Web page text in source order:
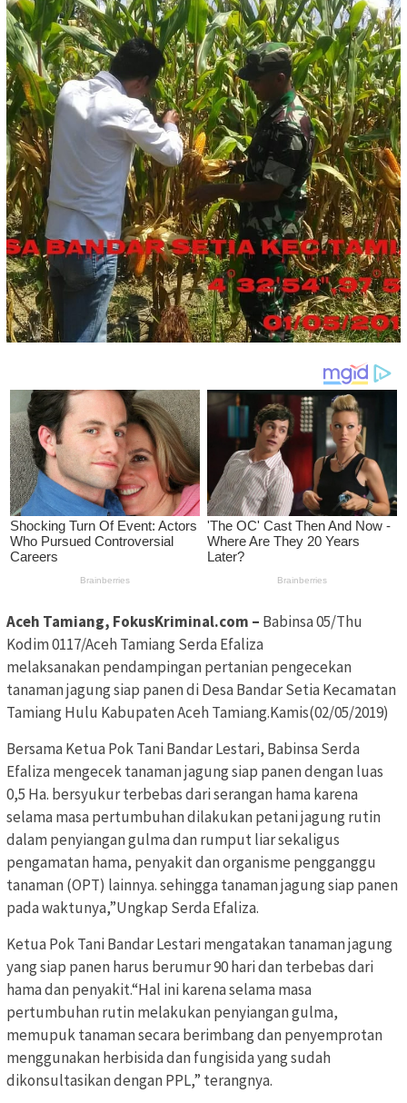
Aceh Tamiang, FokusKriminal.com – Babinsa 05/Thu
Kodim 0117/Aceh Tamiang Serda Efaliza
melaksanakan pendampingan pertanian pengecekan
tanaman jagung siap panen di Desa Bandar Setia Kecamatan
Tamiang Hulu Kabupaten Aceh Tamiang.Kamis(02/05/2019)
Bersama Ketua Pok Tani Bandar Lestari, Babinsa Serda
Efaliza mengecek tanaman jagung siap panen dengan luas
0,5 Ha. bersyukur terbebas dari serangan hama karena
selama masa pertumbuhan dilakukan petani jagung rutin
dalam penyiangan gulma dan rumput liar sekaligus
pengamatan hama, penyakit dan organisme pengganggu
tanaman (OPT) lainnya. sehingga tanaman jagung siap panen
pada waktunya,”Ungkap Serda Efaliza.
Ketua Pok Tani Bandar Lestari mengatakan tanaman jagung
yang siap panen harus berumur 90 hari dan terbebas dari
hama dan penyakit.“Hal ini karena selama masa
pertumbuhan rutin melakukan penyiangan gulma,
memupuk tanaman secara berimbang dan penyemprotan
menggunakan herbisida dan fungisida yang sudah
dikonsultasikan dengan PPL,” terangnya.